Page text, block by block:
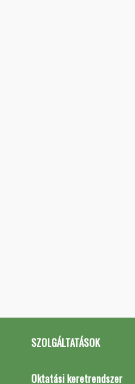
SZOLGÁLTATÁSOK
Oktatási keretrendszer